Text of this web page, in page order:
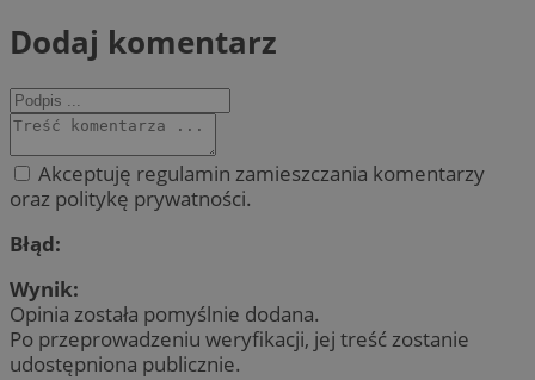
Dodaj komentarz
Akceptuję regulamin zamieszczania komentarzy
oraz politykę prywatności.
Błąd:
Wynik:
Opinia została pomyślnie dodana.
Po przeprowadzeniu weryfikacji, jej treść zostanie
udostępniona publicznie.